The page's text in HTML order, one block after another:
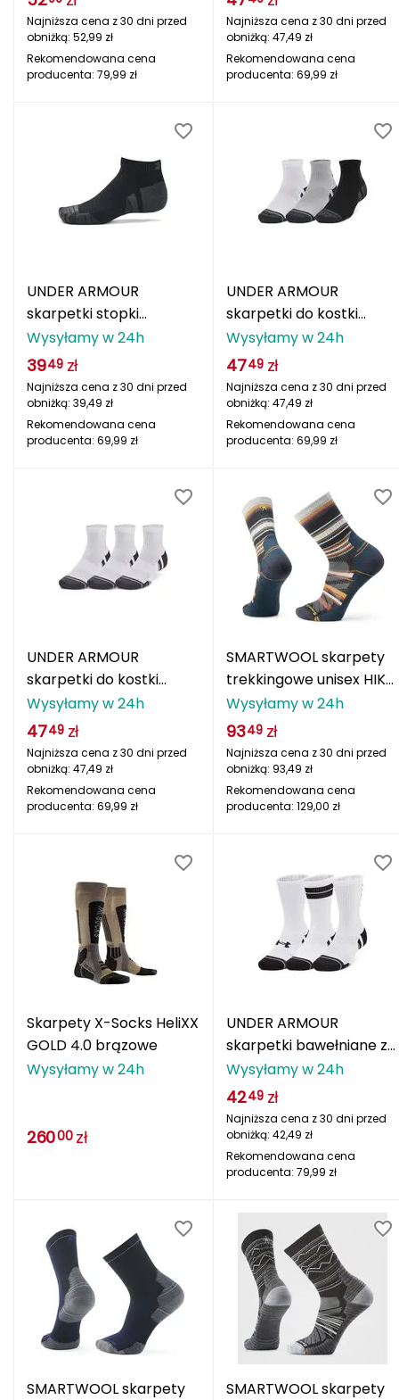
Deuter
Dolomite
ENERO CAMP
Elmer by Swany
Extremities
FASHY
GSI Outdoors
Gerber
Giant Dragon
Gilmonte
Giro
HAGLÖFS
Hanwag
Hydrapak
Najniższa cena z 30 dni przed
obniżką: 52,99 zł
Rekomendowana cena
producenta: 79,99 zł
Najniższa cena z 30 dni przed
obniżką: 47,49 zł
Rekomendowana cena
producenta: 69,99 zł
UNDER ARMOUR
skarpetki stopki
treningowe unisex 3 Pak
czarny
Wysyłamy w 24h
3949 zł
Najniższa cena z 30 dni przed
obniżką: 39,49 zł
Rekomendowana cena
producenta: 69,99 zł
UNDER ARMOUR
skarpetki do kostki
unisex 3 Pak szare
Wysyłamy w 24h
4749 zł
Najniższa cena z 30 dni przed
obniżką: 47,49 zł
Rekomendowana cena
producenta: 69,99 zł
UNDER ARMOUR
skarpetki do kostki
unisex 3 Pak białe
Wysyłamy w 24h
4749 zł
Najniższa cena z 30 dni przed
obniżką: 47,49 zł
Rekomendowana cena
producenta: 69,99 zł
SMARTWOOL skarpety
trekkingowe unisex HIKE
LC PANO HIKE ASH
brązowy
Wysyłamy w 24h
9349 zł
Najniższa cena z 30 dni przed
obniżką: 93,49 zł
Rekomendowana cena
producenta: 129,00 zł
Skarpety X-Socks HeliXX
GOLD 4.0 brązowe
Wysyłamy w 24h
26000 zł
UNDER ARMOUR
skarpetki bawełniane za
kostki unisex treningowe
3 Pak białe
Wysyłamy w 24h
4249 zł
Najniższa cena z 30 dni przed
obniżką: 42,49 zł
Rekomendowana cena
producenta: 79,99 zł
SMARTWOOL skarpety
SMARTWOOL skarpety